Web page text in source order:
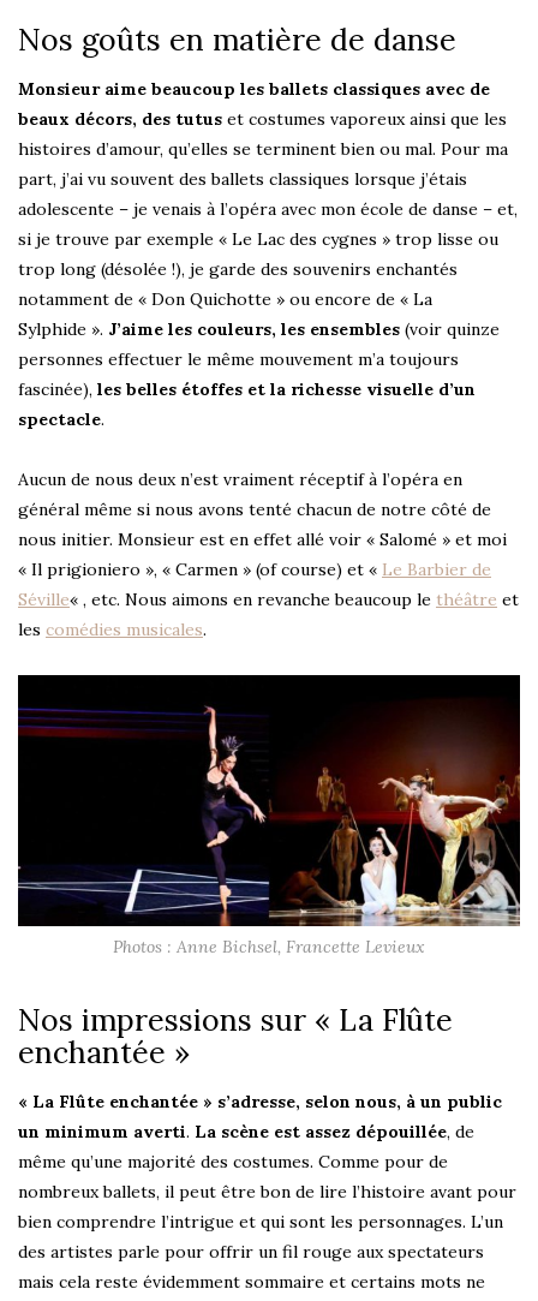
Nos goûts en matière de danse
Monsieur aime beaucoup les ballets classiques avec de
beaux décors, des tutus et costumes vaporeux ainsi que les
histoires d’amour, qu’elles se terminent bien ou mal. Pour ma
part, j’ai vu souvent des ballets classiques lorsque j’étais
adolescente – je venais à l’opéra avec mon école de danse – et,
si je trouve par exemple « Le Lac des cygnes » trop lisse ou
trop long (désolée !), je garde des souvenirs enchantés
notamment de « Don Quichotte » ou encore de « La
Sylphide ». J’aime les couleurs, les ensembles (voir quinze
personnes effectuer le même mouvement m’a toujours
fascinée), les belles étoffes et la richesse visuelle d’un
spectacle.
Aucun de nous deux n’est vraiment réceptif à l’opéra en
général même si nous avons tenté chacun de notre côté de
nous initier. Monsieur est en effet allé voir « Salomé » et moi
« Il prigioniero », « Carmen » (of course) et « Le Barbier de
Séville« , etc. Nous aimons en revanche beaucoup le théâtre et
les comédies musicales.
Photos : Anne Bichsel, Francette Levieux
Nos impressions sur « La Flûte
enchantée »
« La Flûte enchantée » s’adresse, selon nous, à un public
un minimum averti. La scène est assez dépouillée, de
même qu’une majorité des costumes. Comme pour de
nombreux ballets, il peut être bon de lire l’histoire avant pour
bien comprendre l’intrigue et qui sont les personnages. L’un
des artistes parle pour offrir un fil rouge aux spectateurs
mais cela reste évidemment sommaire et certains mots ne